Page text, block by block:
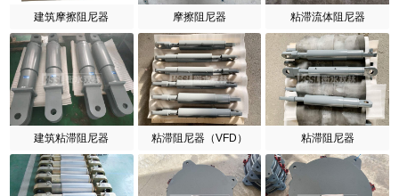
建筑摩擦阻尼器 摩擦阻尼器 粘滞流体阻尼器
建筑粘滞阻尼器 粘滞阻尼器（VFD） 粘滞阻尼器